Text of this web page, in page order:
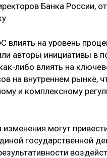
Банка России,
на уровень
авторы инициативы в
либо влиять на
на внутреннем рынке,
и комплексному
могут
государственной